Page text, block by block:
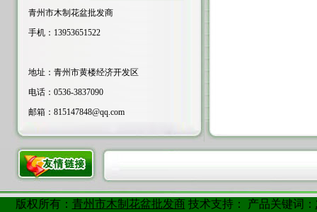
青州市木制花盆批发商
手机：13953651522
地址：青州市黄楼经济开发区
电话：0536-3837090
邮箱： 815147848@qq.com
版权所有： 青州市木制花盆批发商技术支持： 产品关键词：